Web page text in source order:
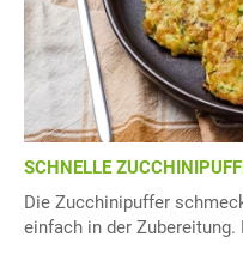
SCHNELLE
Die Zucchinipuffer
einfach in der